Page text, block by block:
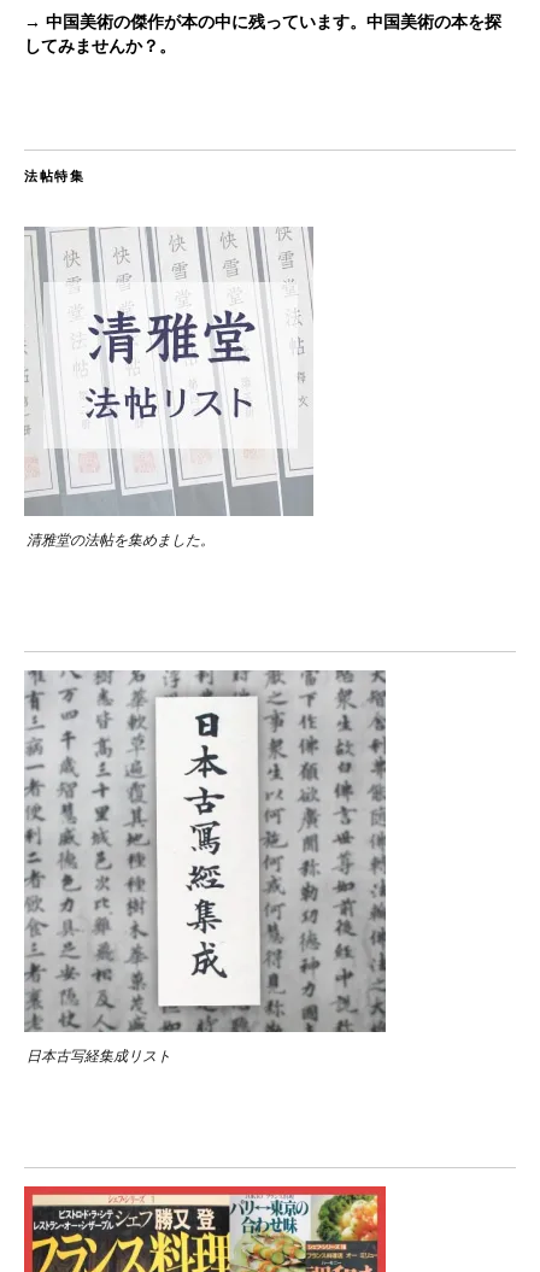
→ 中国美術の傑作が本の中に残っています。中国美術の本を探
してみませんか？。
法帖特集
清雅堂の法帖を集めました。
日本古写経集成リスト